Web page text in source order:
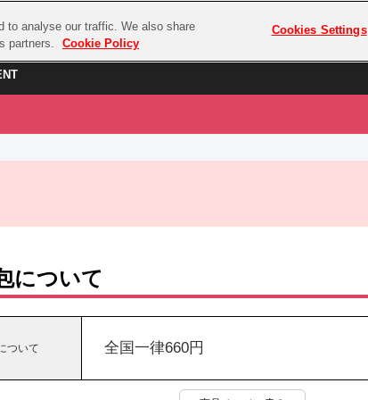
プレミアム会員とは
EVENT
ASOBI STAGEラブライブ！サンシャイン‼
アイドリッシュセブン
について
ついて 全国一律660円
to analyse our traffic. We also share
partners.
Cookie Policy
Cookies Settings